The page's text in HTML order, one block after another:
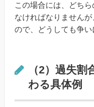
この場合には、どち
なければなりません
ので、どうしても争い
（2）過失
わる具体例